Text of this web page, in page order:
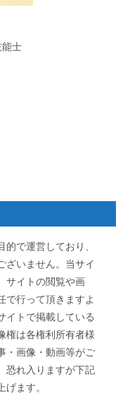
能士
で運営しており、
ざいません。当サイ
サイトの閲覧や画
で行って頂きますよ
イトで掲載している
権は各権利所有者様
・画像・動画等がご
恐れ入りますが下記
ます。